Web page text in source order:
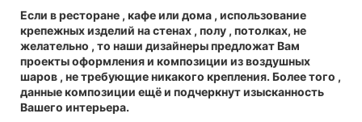
Если в ресторане , кафе или дома , использование
крепежных изделий на стенах , полу , потолках, не
желательно , то наши дизайнеры предложат Вам
проекты оформления и композиции из воздушных
шаров , не требующие никакого крепления. Более того ,
данные композиции ещё и подчеркнут изысканность
Вашего интерьера.